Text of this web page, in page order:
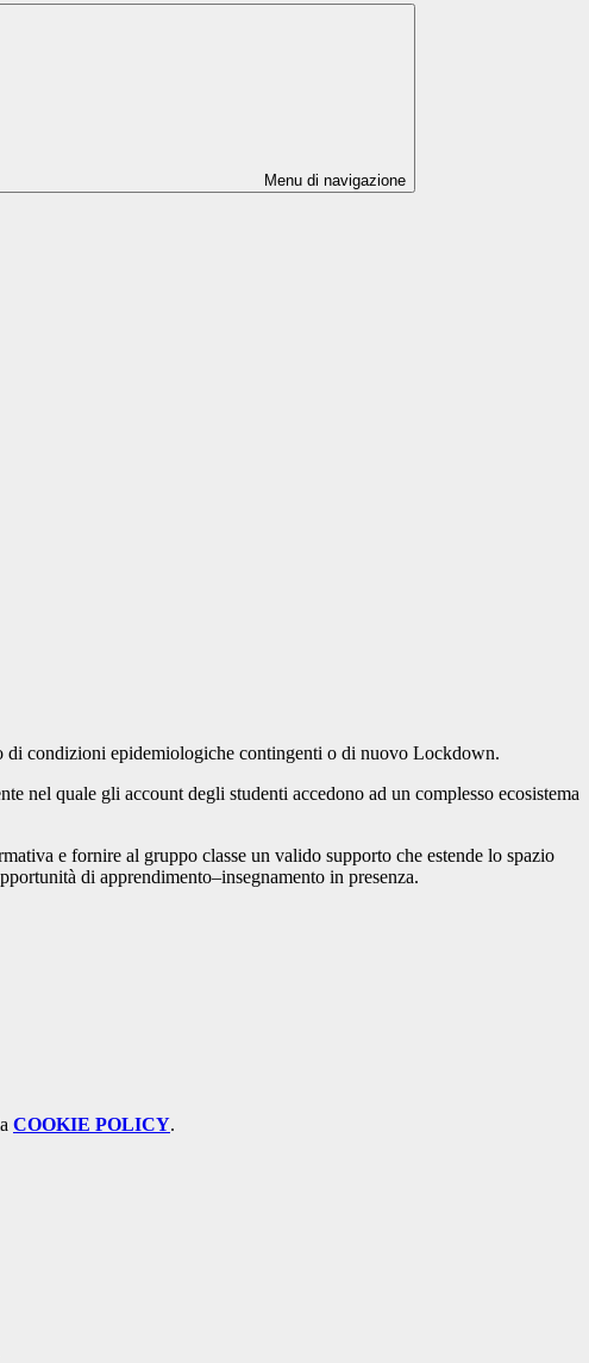
Menu di navigazione
di condizioni epidemiologiche contingenti o di nuovo Lockdown.
nel quale gli account degli studenti accedono ad un complesso ecosistema
e fornire al gruppo classe un valido supporto che estende lo spazio
di apprendimento–insegnamento in presenza.
COOKIE POLICY.